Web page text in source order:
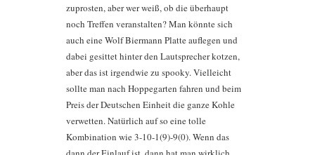
zuprosten, aber wer weiß, ob die überhaupt
noch Treffen veranstalten? Man könnte sich
auch eine Wolf Biermann Platte auflegen und
dabei gesittet hinter den Lautsprecher kotzen,
aber das ist irgendwie zu spooky. Vielleicht
sollte man nach Hoppegarten fahren und beim
Preis der Deutschen Einheit die ganze Kohle
verwetten. Natürlich auf so eine tolle
Kombination wie 3-10-1(9)-9(0). Wenn das